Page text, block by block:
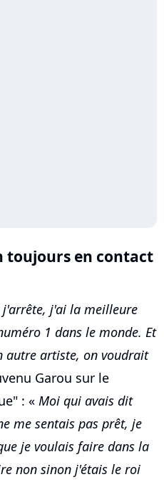
toujours en contact
j'ai la meilleure
1 dans le monde. Et
autre artiste, on voudrait
Garou sur le
: « Moi qui avais dit
me sentais pas prêt, je
je voulais faire dans la
non sinon j'étais le roi